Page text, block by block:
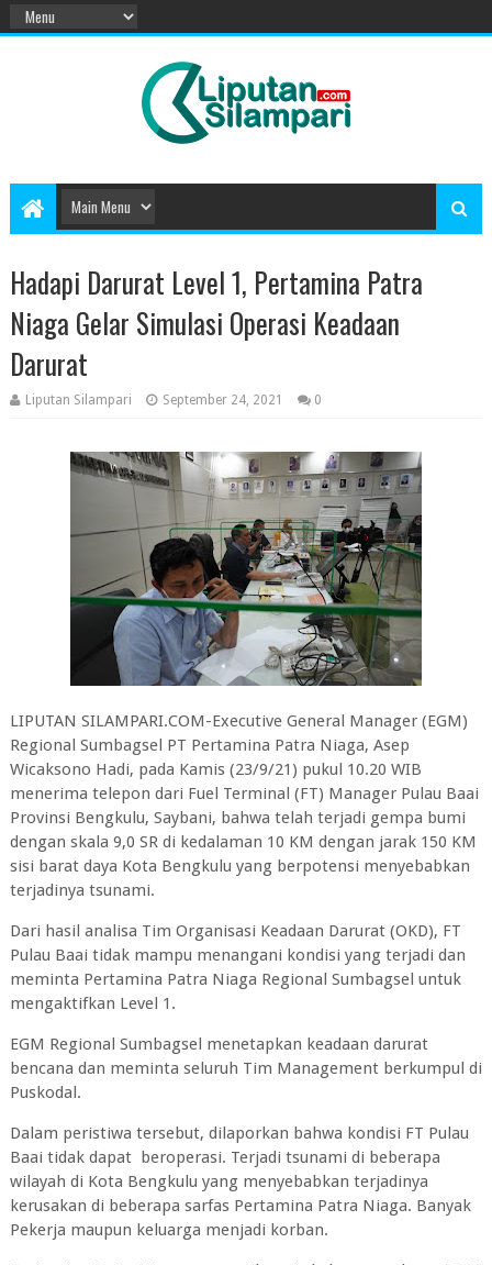
Hadapi Darurat Level 1, Pertamina Patra
Niaga Gelar Simulasi Operasi Keadaan
Darurat
Liputan Silampari September 24, 2021 0
LIPUTAN SILAMPARI.COM-Executive General Manager (EGM)
Regional Sumbagsel PT Pertamina Patra Niaga, Asep
Wicaksono Hadi, pada Kamis (23/9/21) pukul 10.20 WIB
menerima telepon dari Fuel Terminal (FT) Manager Pulau Baai
Provinsi Bengkulu, Saybani, bahwa telah terjadi gempa bumi
dengan skala 9,0 SR di kedalaman 10 KM dengan jarak 150 KM
sisi barat daya Kota Bengkulu yang berpotensi menyebabkan
terjadinya tsunami.
Dari hasil analisa Tim Organisasi Keadaan Darurat (OKD), FT
Pulau Baai tidak mampu menangani kondisi yang terjadi dan
meminta Pertamina Patra Niaga Regional Sumbagsel untuk
mengaktifkan Level 1.
EGM Regional Sumbagsel menetapkan keadaan darurat
bencana dan meminta seluruh Tim Management berkumpul di
Puskodal.
Dalam peristiwa tersebut, dilaporkan bahwa kondisi FT Pulau
Baai tidak dapat beroperasi. Terjadi tsunami di beberapa
wilayah di Kota Bengkulu yang menyebabkan terjadinya
kerusakan di beberapa sarfas Pertamina Patra Niaga. Banyak
Pekerja maupun keluarga menjadi korban.